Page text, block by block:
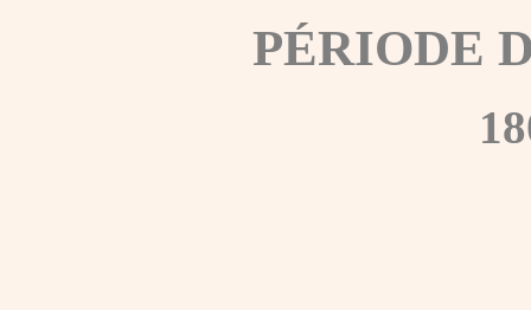
PÉRIODE